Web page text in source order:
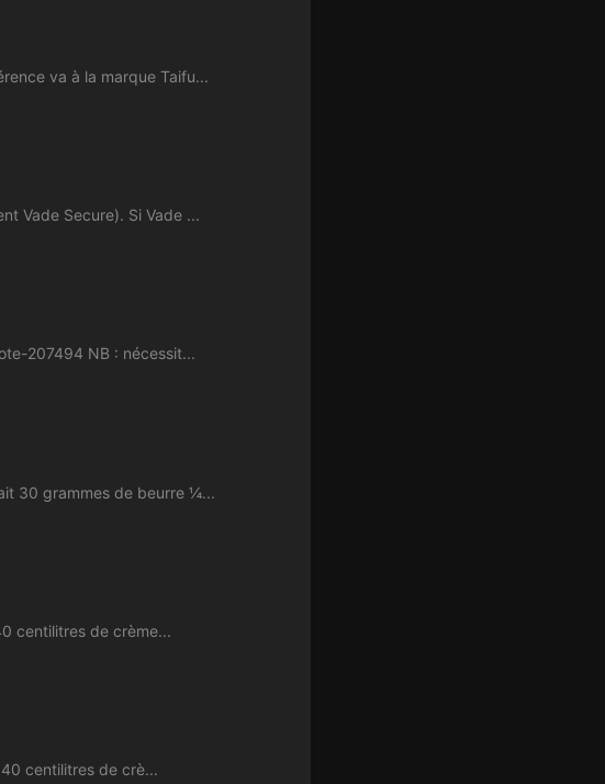
va à la marque Taifu...
Vade Secure). Si Vade ...
207494 NB : nécessit...
30 grammes de beurre ¼...
centilitres de crème...
centilitres de crè...